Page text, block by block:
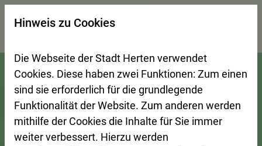
Zur Startseite (Schnelltaste 0)
Zum Seitenanfang springen (Schnelltaste A)
Zur Navigation/Menü springen (Schnelltaste M)
Zur Suche springen (Schnelltaste 8)
Zum Inhalt springen (Schnelltaste I)
Zum Fußbereich springen (Schnelltaste Z)
Suchseite mit Schnellsuche
Hinweis zu Cookies
Die Webseite der Stadt Herten verwendet
Cookies. Diese haben zwei Funktionen: Zum einen
sind sie erforderlich für die grundlegende
Funktionalität der Website. Zum anderen werden
mithilfe der Cookies die Inhalte für Sie immer
weiter verbessert. Hierzu werden